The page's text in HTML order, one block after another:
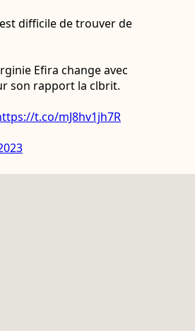
difficile de trouver de
Efira change avec
son rapport la clbrit.
t.co/mJ8hv1jh7R